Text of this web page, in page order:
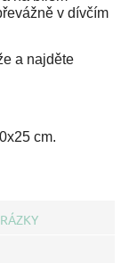
v dívčím
a najděte
cm.